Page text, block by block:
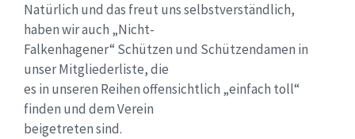
Natürlich und das freut uns selbstverständlich,
haben wir auch „Nicht-
Falkenhagener“ Schützen und Schützendamen in
unser Mitgliederliste, die
es in unseren Reihen offensichtlich „einfach toll“
finden und dem Verein
beigetreten sind.